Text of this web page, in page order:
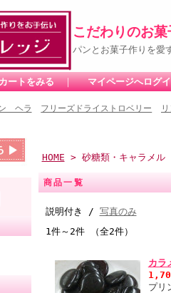
こだわりのお
パンとお菓子作りを愛
ートをみる ｜ マイページへログ
ヘラ フリーズドライストロベリー
HOME > 砂糖類・キャラメル
商品一覧
説明付き / 写真のみ
1件～2件 （全2件）
カ
プリ